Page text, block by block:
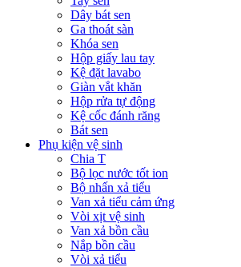
Dây bát sen
Ga thoát sàn
Khóa sen
Hộp giấy lau tay
Kệ đặt lavabo
Giàn vắt khăn
Hộp rửa tự động
Kệ cốc đánh răng
Bát sen
Phụ kiện vệ sinh
Chia T
Bộ lọc nước tốt ion
Bộ nhấn xả tiểu
Van xả tiểu cảm ứng
Vòi xịt vệ sinh
Van xả bồn cầu
Nắp bồn cầu
Vòi xả tiểu